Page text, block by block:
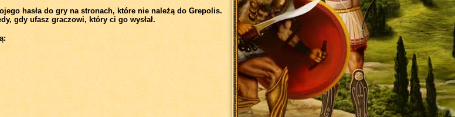
hasła do gry na stronach, które nie należą do Grepolis.
gdy ufasz graczowi, który ci go wysłał.